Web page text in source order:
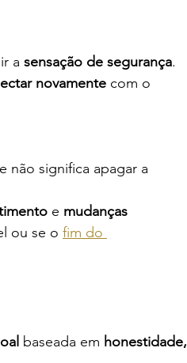
a sensação de segurança.
novamente com o
não significa apagar a
e mudanças
ou se o fim do
baseada em honestidade,